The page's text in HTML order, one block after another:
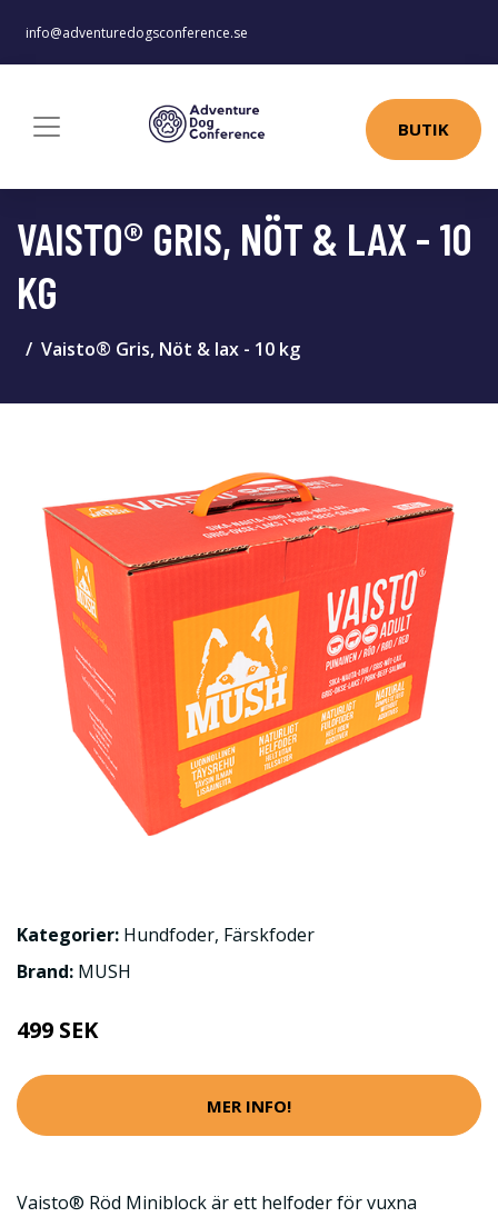
info@adventuredogsconference.se
BUTIK
VAISTO® GRIS, NÖT & LAX - 10
KG
Vaisto® Gris, Nöt & lax - 10 kg
Kategorier: Hundfoder, Färskfoder
Brand: MUSH
499 SEK
MER INFO!
Vaisto® Röd Miniblock är ett helfoder för vuxna